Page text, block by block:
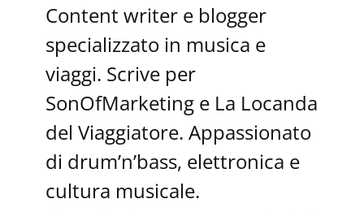
Content writer e blogger
specializzato in musica e
viaggi. Scrive per
SonOfMarketing e La Locanda
del Viaggiatore. Appassionato
di drum’n’bass, elettronica e
cultura musicale.